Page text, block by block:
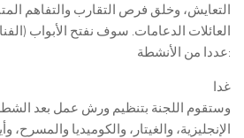
التعايش، وخلق فرص التقارب والتفاهم
عددا من الأنشطة:
غدا
وستقوم اللجنة بتنظيم ورش عمل بعد
الإنجليزية، والغيتار، والكوميديا ​​والمسرح،